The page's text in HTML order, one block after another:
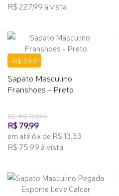
R$ 227,99 à vista
-R$ 59,91
Sapato Masculino
Franshoes - Preto
DE: R$ 139,90
R$ 79,99
em até 6x de R$ 13,33
R$ 75,99 à vista